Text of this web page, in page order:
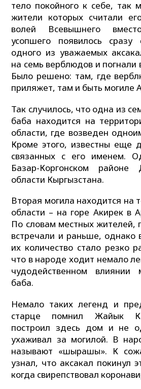
тело покойного к себе, так
жители которых считали
волей Всевышнего
усопшего появилось
одного из уважаемых
на семь верблюдов и погнали
Было решено: там, где
приляжет, там и быть могиле
Так случилось, что одна из
баба находится на
области, где возведен
Кроме этого, известны еще
связанных с его именем.
Базар-Коргонском районе
области Кыргызстана.
Вторая могила находится на
области – на горе Акирек в
По словам местных жителей,
встречали и раньше, однако
их количество стало резко
что в народе ходит немало
чудодейственном влиянии
баба.
Немало таких легенд и
старце помнил Жайык
построил здесь дом и не
ухаживал за могилой. В
называют «шырақшы». К
узнал, что аксакал покинул
когда свирепствовал